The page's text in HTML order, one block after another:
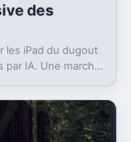
des
les iPad du dugout
par IA. Une marche